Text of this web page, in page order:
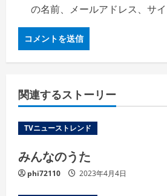
の名前、メールアドレス、サイ
関連するストーリー
TVニューストレンド
みんなのうた
phi72110 2023年4月4日